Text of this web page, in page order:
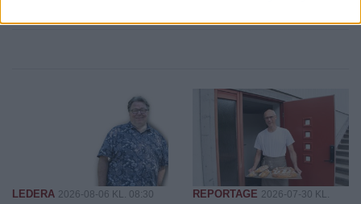
LEDERA 2026-08-06 KL. 08:30 REPORTAGE 2026-07-30 KL.